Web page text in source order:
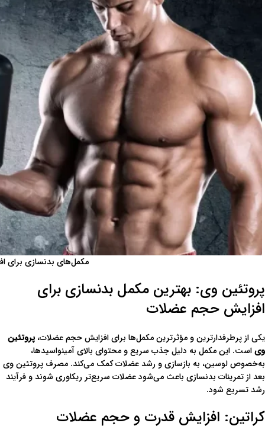
مکمل‌های بدنسازی برای
پروتئین وی: بهترین مکمل بدنسازی برای
افزایش حجم عضلات
یکی از پرطرفدارترین و مؤثرترین مکمل‌ها برای افزایش حجم عضلات، پروتئین
ویاست. این مکمل به دلیل جذب سریع و محتوای بالای آمینواسیدها،
به‌خصوص لوسین، به بازسازی و رشد عضلات کمک می‌کند. مصرف پروتئین وی
بعد از تمرینات بدنسازی باعث می‌شود عضلات سریع‌تر ریکاوری شوند و فرآیند
رشد تسریع شود.
کراتین: افزایش قدرت و حجم عضلات